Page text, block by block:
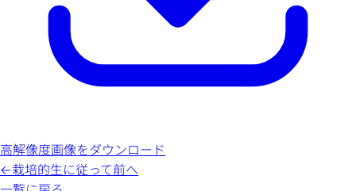
高解像度画像をダウンロード
←栽培的生に従って前へ